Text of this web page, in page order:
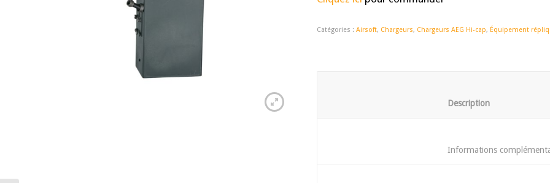
Catégories :Airsoft, Chargeurs, Chargeurs AEG Hi-cap, Équipement